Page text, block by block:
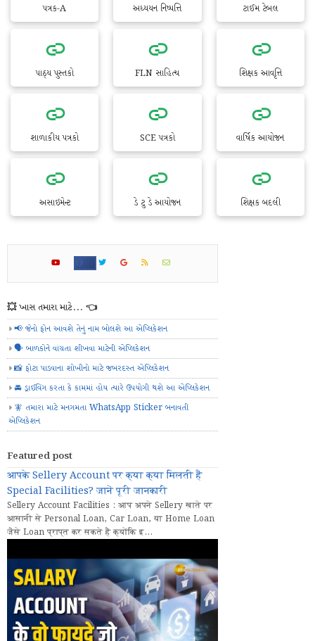
પત્રક-A અધ્યયન નિષ્પત્તિ ટાઈમ ટેબલ
પાઠ્ય પુસ્તકો FLN સાહિત્ય શિક્ષક આવૃત્તિ
શાળાકીય પત્રકો SCE પત્રકો વાર્ષિક આયોજન
અસાઇમેન્ટ ડે ટુ ડે આયોજન શિક્ષક બદલી
💥 ખાસ તમારા માટે... 👈
📢 જેનો ફોન આવશે તેનું નામ બોલશે આ એપ્લિકેશન
🗣️ બાળકોને વાંચતા શીખવા માટેની એપ્લિકેશન
📸 ફોટા પાડવાના શોખીનો માટે જબરદસ્ત એપ્લિકેશન
🚘 ડ્રાઈવિંગ કરતા કે કામમાં હોય ત્યારે ઉપયોગી થશે આ એપ્લિકેશન
🧚 તમારા માટે મનગમતા WhatsApp Sticker બનાવતી
એપ્લિકેશન
Featured post
आपके Sellery Account पर क्या क्या मिलती हैं
Special Facilities? जानें पूरी जानकारी
Sellery Account Facilities : आप अपने Sellery खाते पर
आसानी से Personal Loan, Car Loan, या Home Loan
जैसे Loan प्राप्त कर सकते हैं क्योंकि इ...